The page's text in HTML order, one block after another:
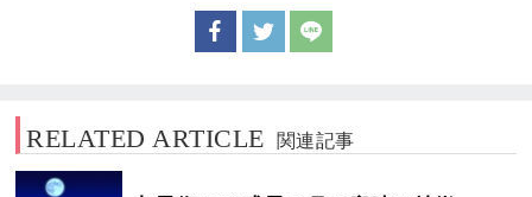
RELATED ARTICLE 関連記事